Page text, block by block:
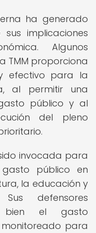
ha generado
implicaciones
Algunos
TMM proporciona
efectivo para la
al permitir una
público y al
del pleno
invocada para
público en
la educación y
defensores
bien el gasto
para